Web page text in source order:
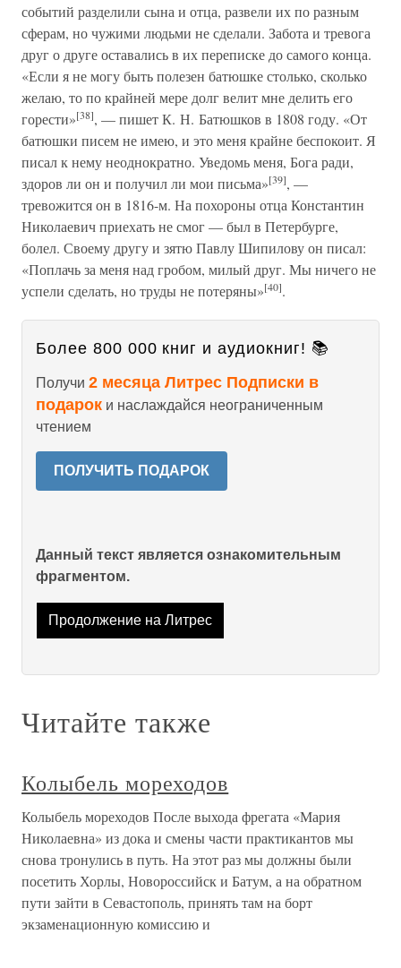
событий разделили сына и отца, развели их по разным
сферам, но чужими людьми не сделали. Забота и тревога
друг о друге оставались в их переписке до самого конца.
«Если я не могу быть полезен батюшке столько, сколько
желаю, то по крайней мере долг велит мне делить его
горести»[38], — пишет К. Н. Батюшков в 1808 году. «От
батюшки писем не имею, и это меня крайне беспокоит. Я
писал к нему неоднократно. Уведомь меня, Бога ради,
здоров ли он и получил ли мои письма»[39], —
тревожится он в 1816-м. На похороны отца Константин
Николаевич приехать не смог — был в Петербурге,
болел. Своему другу и зятю Павлу Шипилову он писал:
«Поплачь за меня над гробом, милый друг. Мы ничего не
успели сделать, но труды не потеряны»[40].
Более 800 000 книг и аудиокниг! 📚
Получи 2 месяца Литрес Подписки в
подарок и наслаждайся неограниченным
чтением
ПОЛУЧИТЬ ПОДАРОК
Данный текст является ознакомительным
фрагментом.
Продолжение на Литрес
Читайте также
Колыбель мореходов
Колыбель мореходов После выхода фрегата «Мария
Николаевна» из дока и смены части практикантов мы
снова тронулись в путь. На этот раз мы должны были
посетить Хорлы, Новороссийск и Батум, а на обратном
пути зайти в Севастополь, принять там на борт
экзаменационную комиссию и